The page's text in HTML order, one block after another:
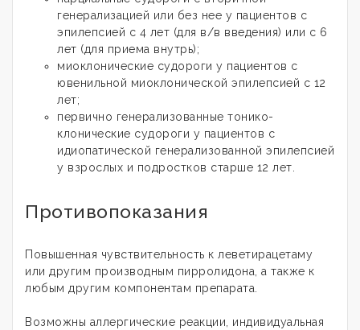
генерализацией или без нее у пациентов с
эпилепсией с 4 лет (для в/в введения) или с 6
лет (для приема внутрь);
миоклонические судороги у пациентов с
ювенильной миоклонической эпилепсией с 12
лет;
первично генерализованные тонико-
клонические судороги у пациентов с
идиопатической генерализованной эпилепсией
у взрослых и подростков старше 12 лет.
Противопоказания
Повышенная чувствительность к леветирацетаму
или другим производным пирролидона, а также к
любым другим компонентам препарата.
Возможны аллергические реакции, индивидуальная